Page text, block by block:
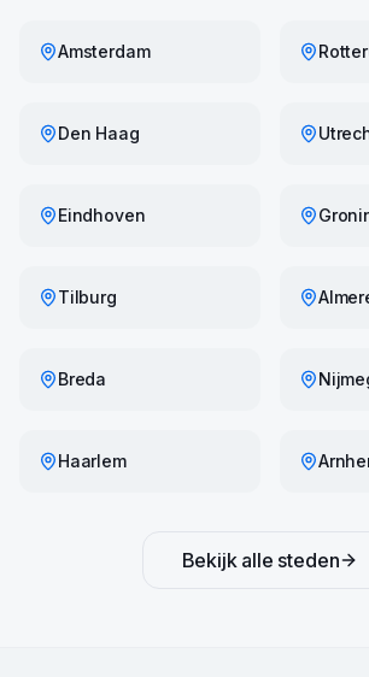
Amsterdam
Den Haag
Eindhoven
Tilburg
Breda
Haarlem
Bekijk alle steden